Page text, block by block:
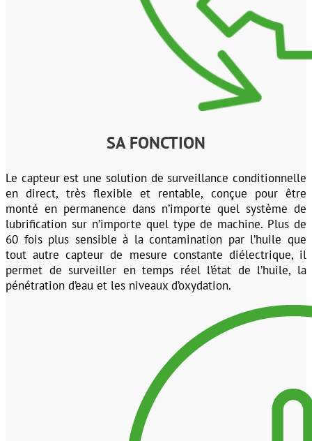
SA FONCTION
Le capteur est une solution de surveillance conditionnelle
en direct, très flexible et rentable, conçue pour être
monté en permanence dans n’importe quel système de
lubrification sur n’importe quel type de machine. Plus de
60 fois plus sensible à la contamination par l’huile que
tout autre capteur de mesure constante diélectrique, il
permet de surveiller en temps réel l’état de l’huile, la
pénétration d’eau et les niveaux d’oxydation.